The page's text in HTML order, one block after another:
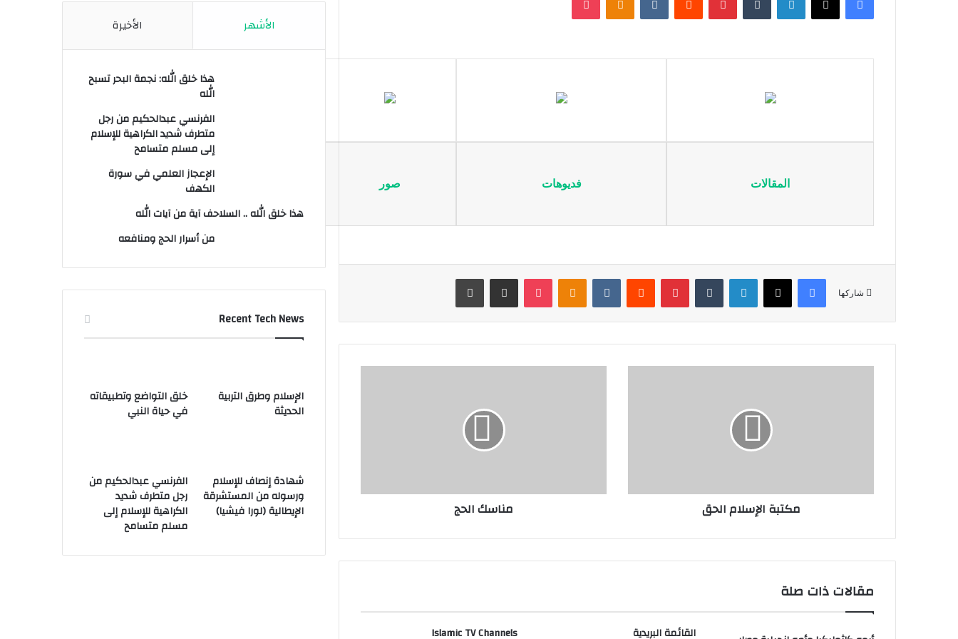
المقالات فديوهات صور
شاركها
فيسبوك لينكدإن بينتيريست بوكيت
مكتبة الإسلام الحق مناسك الحج
مقالات ذات صلة
القائمة البريدية Islamic TV Channels
الأشهر الأخيرة
هذا خلق الله: نجمة البحر تسبح
الله
الفرنسي عبدالحكيم من رجل
متطرف شديد الكراهية للإسلام
إلى مسلم متسامح
الإعجاز العلمي في سورة
الكهف
هذا خلق الله .. السلاحف آية من آيات الله
من أسرار الحج ومنافعه
Recent Tech News
الإسلام وطرق التربية
الحديثة
خلق التواضع وتطبيقاته
في حياة النبي
شهادة إنصاف للإسلام
ورسوله من المستشرقة
الإيطالية (لورا فيشيا)
الفرنسي عبدالحكيم من
رجل متطرف شديد
الكراهية للإسلام إلى
مسلم متسامح